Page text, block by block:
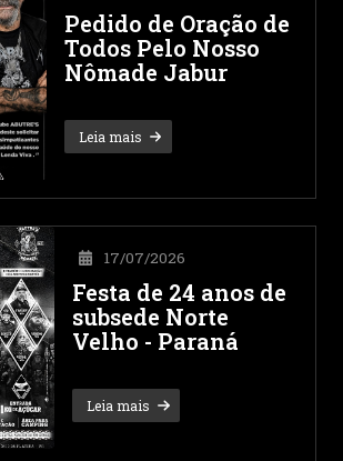
Pedido de Oração de
Todos Pelo Nosso
Nômade Jabur
Leia mais
17/07/2026
Festa de 24 anos de
subsede Norte
Velho - Paraná
Leia mais